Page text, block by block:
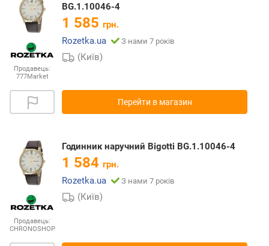
Продавець:
777Market
BG.1.10046-4
1 585 грн.
Rozetka.ua
З нами 7 років
(Київ)
Перейти в магазин
Продавець:
CHRONOSHOP
Годинник наручний Bigotti BG.1.10046-4
1 584 грн.
Rozetka.ua
З нами 7 років
(Київ)